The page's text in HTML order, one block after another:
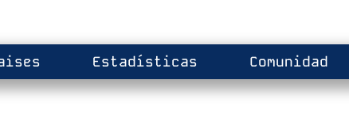
Estadísticas Comunidad